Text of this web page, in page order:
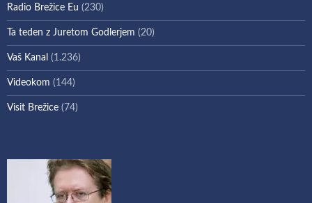
Radio Brežice Eu (230)
Ta teden z Juretom Godlerjem (20)
Vaš Kanal (1.236)
Videokom (144)
Visit Brežice (74)